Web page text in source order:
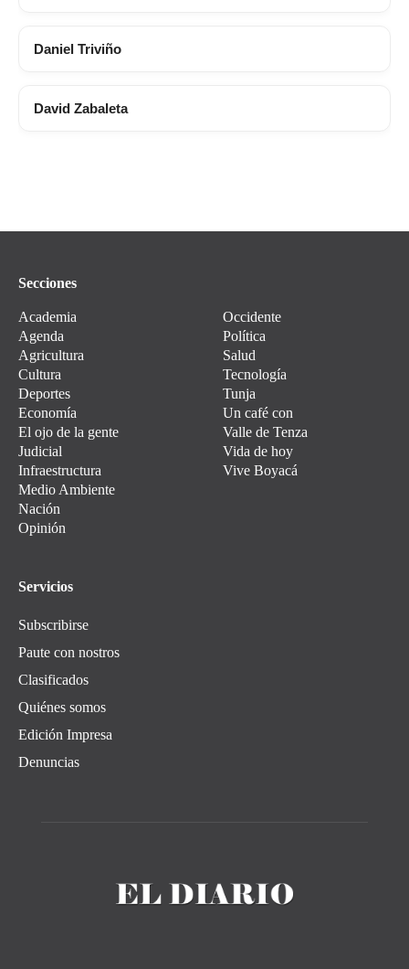
Daniel Triviño
David Zabaleta
Secciones
Academia
Agenda
Agricultura
Cultura
Deportes
Economía
El ojo de la gente
Judicial
Infraestructura
Medio Ambiente
Nación
Opinión
Occidente
Política
Salud
Tecnología
Tunja
Un café con
Valle de Tenza
Vida de hoy
Vive Boyacá
Servicios
Subscribirse
Paute con nostros
Clasificados
Quiénes somos
Edición Impresa
Denuncias